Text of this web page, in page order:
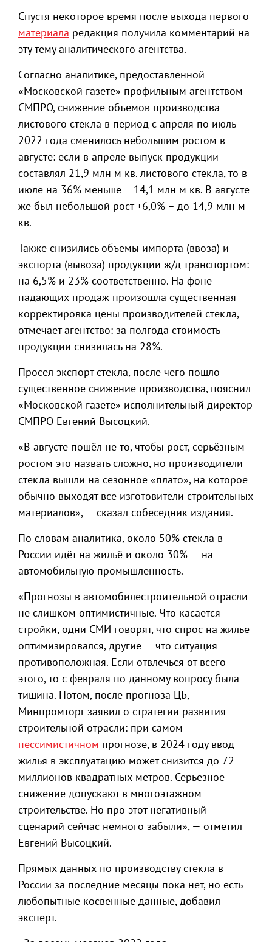
Спустя некоторое время после выхода первого
материала редакция получила комментарий на
эту тему аналитического агентства.
Согласно аналитике, предоставленной
«Московской газете» профильным агентством
СМПРО, снижение объемов производства
листового стекла в период с апреля по июль
2022 года сменилось небольшим ростом в
августе: если в апреле выпуск продукции
составлял 21,9 млн м кв. листового стекла, то в
июле на 36% меньше – 14,1 млн м кв. В августе
же был небольшой рост +6,0% – до 14,9 млн м
кв.
Также снизились объемы импорта (ввоза) и
экспорта (вывоза) продукции ж/д транспортом:
на 6,5% и 23% соответственно. На фоне
падающих продаж произошла существенная
корректировка цены производителей стекла,
отмечает агентство: за полгода стоимость
продукции снизилась на 28%.
Просел экспорт стекла, после чего пошло
существенное снижение производства, пояснил
«Московской газете» исполнительный директор
СМПРО Евгений Высоцкий.
«В августе пошёл не то, чтобы рост, серьёзным
ростом это назвать сложно, но производители
стекла вышли на сезонное «плато», на которое
обычно выходят все изготовители строительных
материалов», — сказал собеседник издания.
По словам аналитика, около 50% стекла в
России идёт на жильё и около 30% — на
автомобильную промышленность.
«Прогнозы в автомобилестроительной отрасли
не слишком оптимистичные. Что касается
стройки, одни СМИ говорят, что спрос на жильё
оптимизировался, другие — что ситуация
противоположная. Если отвлечься от всего
этого, то с февраля по данному вопросу была
тишина. Потом, после прогноза ЦБ,
Минпромторг заявил о стратегии развития
строительной отрасли: при самом
пессимистичном прогнозе, в 2024 году ввод
жилья в эксплуатацию может снизится до 72
миллионов квадратных метров. Серьёзное
снижение допускают в многоэтажном
строительстве. Но про этот негативный
сценарий сейчас немного забыли», — отметил
Евгений Высоцкий.
Прямых данных по производству стекла в
России за последние месяцы пока нет, но есть
любопытные косвенные данные, добавил
эксперт.